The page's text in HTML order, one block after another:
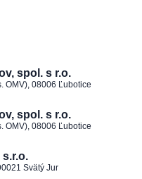
spol. s r.o.
OMV), 08006 Ľubotice
spol. s r.o.
OMV), 08006 Ľubotice
Svätý Jur